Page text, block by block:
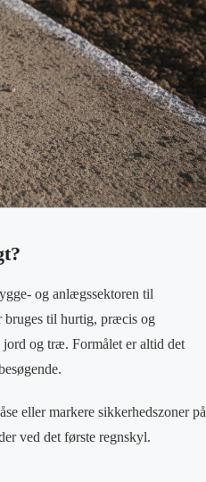
og anlægssektoren til
bruges til hurtig, præcis og
og træ. Formålet er altid det
eller markere sikkerhedszoner på
ved det første regnskyl.